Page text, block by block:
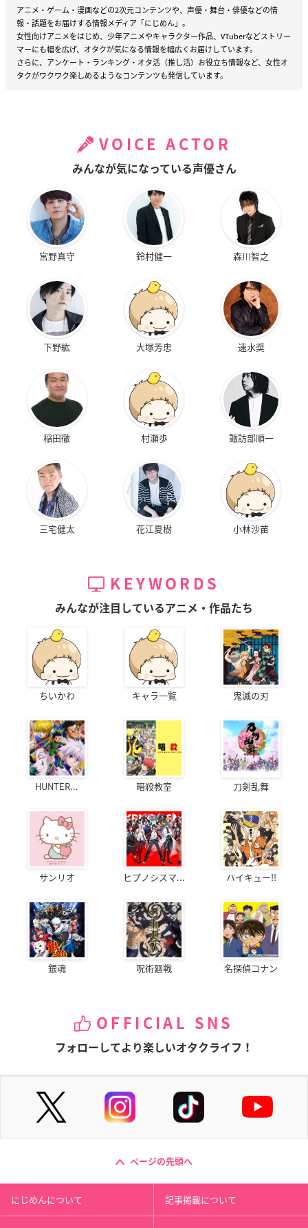
アニメ・ゲーム・漫画などの2次元コンテンツや、声優・舞台・俳優などの情
報・話題をお届けする情報メディア「にじめん」。
女性向けアニメをはじめ、少年アニメやキャラクター作品、VTuberなどストリー
マーにも幅を広げ、オタクが気になる情報を幅広くお届けしています。
さらに、アンケート・ランキング・オタ活（推し活）お役立ち情報など、女性オ
タクがワクワク楽しめるようなコンテンツも発信しています。
VOICE ACTOR
みんなが気になっている声優さん
宮野真守 鈴村健一 森川智之
下野紘 大塚芳忠 速水奨
稲田徹 村瀬歩 諏訪部順一
三宅健太 花江夏樹 小林沙苗
KEYWORDS
みんなが注目しているアニメ・作品たち
ちいかわ キャラ一覧 鬼滅の刃
HUNTER... 暗殺教室 刀剣乱舞
サンリオ ヒプノシスマ... ハイキュー!!
銀魂 呪術廻戦 名探偵コナン
OFFICIAL SNS
フォローしてより楽しいオタクライフ！
ページの先頭へ
にじめんについて 記事掲載について